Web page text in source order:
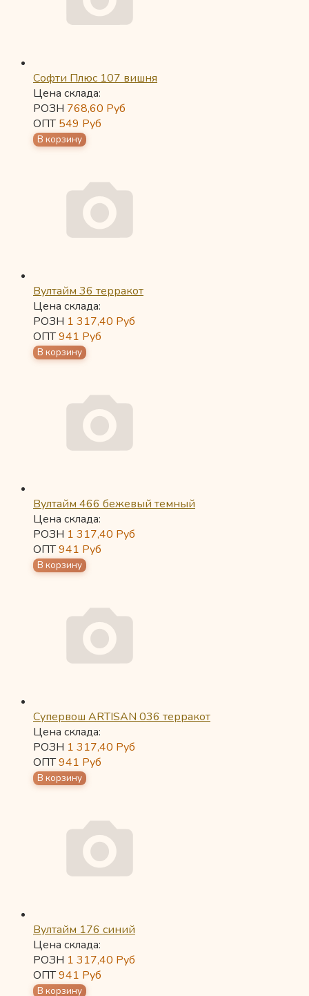
Софти Плюс 107 вишня
Цена склада:
РОЗН 768,60 Руб
ОПТ549 Руб
Вултайм 36 терракот
Цена склада:
РОЗН 1 317,40 Руб
ОПТ941 Руб
Вултайм 466 бежевый темный
Цена склада:
РОЗН 1 317,40 Руб
ОПТ941 Руб
Супервош ARTISAN 036 терракот
Цена склада:
РОЗН 1 317,40 Руб
ОПТ941 Руб
Вултайм 176 синий
Цена склада:
РОЗН 1 317,40 Руб
ОПТ941 Руб